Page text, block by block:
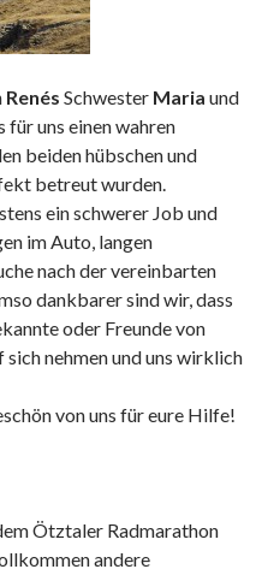
Renés Schwester Maria und
für uns einen wahren
beiden hübschen und
betreut wurden.
ein schwerer Job und
im Auto, langen
nach der vereinbarten
dankbarer sind wir, dass
oder Freunde von
nehmen und uns wirklich
von uns für eure Hilfe!
Ötztaler Radmarathon
andere